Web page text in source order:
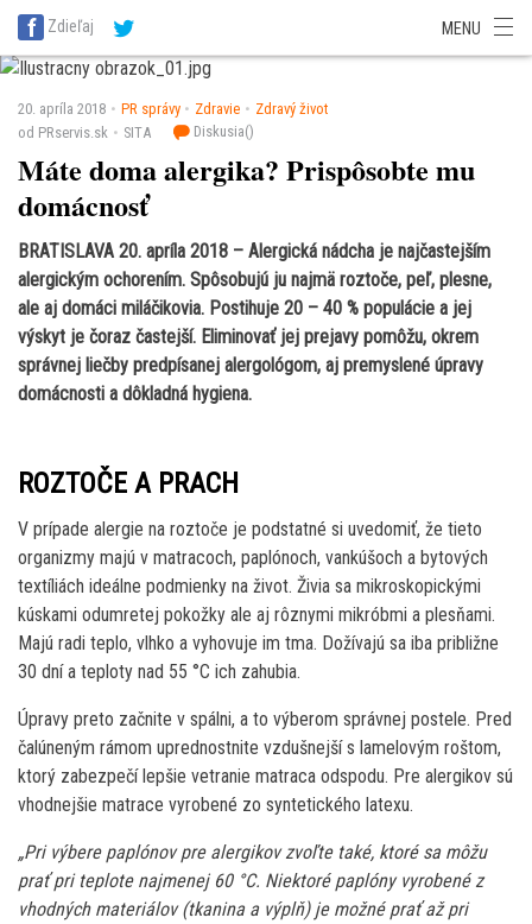
SITA Energetika
SITA Potravinárstvo
Zdieľaj MENU
20. apríla 2018 PR správy Zdravie
Zdravý život
od PRservis.sk
SITA Diskusia()
Máte doma alergika? Prispôsobte mu
domácnosť
BRATISLAVA 20. apríla 2018 – Alergická nádcha je najčastejším
alergickým ochorením. Spôsobujú ju najmä roztoče, peľ, plesne,
ale aj domáci miláčikovia. Postihuje 20 – 40 % populácie a jej
výskyt je čoraz častejší. Eliminovať jej prejavy pomôžu, okrem
správnej liečby predpísanej alergológom, aj premyslené úpravy
domácnosti a dôkladná hygiena.
ROZTOČE A PRACH
V prípade alergie na roztoče je podstatné si uvedomiť, že tieto
organizmy majú v matracoch, paplónoch, vankúšoch a bytových
textíliách ideálne podmienky na život. Živia sa mikroskopickými
kúskami odumretej pokožky ale aj rôznymi mikróbmi a plesňami.
Majú radi teplo, vlhko a vyhovuje im tma. Dožívajú sa iba približne
30 dní a teploty nad 55 °C ich zahubia.
Úpravy preto začnite v spálni, a to výberom správnej postele. Pred
čalúneným rámom uprednostnite vzdušnejší s lamelovým roštom,
ktorý zabezpečí lepšie vetranie matraca odspodu. Pre alergikov sú
vhodnejšie matrace vyrobené zo syntetického latexu.
„Pri výbere paplónov pre alergikov zvoľte také, ktoré sa môžu
prať pri teplote najmenej 60 °C. Niektoré paplóny vyrobené z
vhodných materiálov (tkanina a výplň) je možné prať až pri